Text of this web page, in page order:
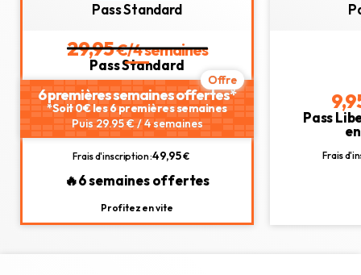
Pass Standard
29,95€/4 semaines
Pass Standard
6 premières semaines offertes*
*Soit 0€ les 6 premières semaines
Puis 29.95 € / 4 semaines
Frais d'inscription :49,95€
🔥6 semaines offertes
Profitez en vite
Pass
Frais